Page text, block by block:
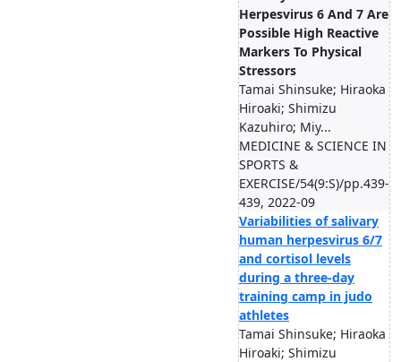
Herpesvirus 6 And 7 Are
Possible High Reactive
Markers To Physical
Stressors
Tamai Shinsuke; Hiraoka
Hiroaki; Shimizu
Kazuhiro; Miy...
MEDICINE & SCIENCE IN
SPORTS &
EXERCISE/54(9:S)/pp.439-
439, 2022-09
Variabilities of salivary
human herpesvirus 6/7
and cortisol levels
during a three-day
training camp in judo
athletes
Tamai Shinsuke; Hiraoka
Hiroaki; Shimizu